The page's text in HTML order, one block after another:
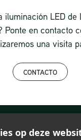
op deze
iluminación LED de
Ponte en contacto
una visita
CONTACTO